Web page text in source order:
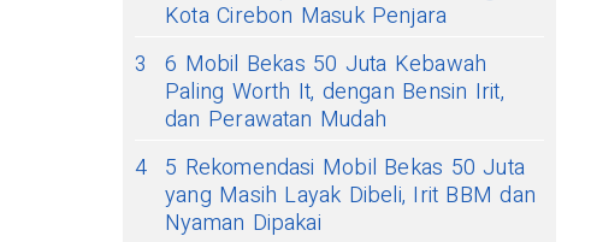
Kota Cirebon Masuk Penjara
3
6 Mobil Bekas 50 Juta Kebawah
Paling Worth It, dengan Bensin Irit,
dan Perawatan Mudah
4 5 Rekomendasi Mobil Bekas 50 Juta
yang Masih Layak Dibeli, Irit BBM dan
Nyaman Dipakai